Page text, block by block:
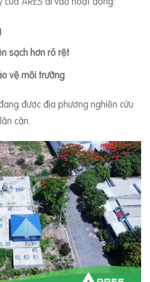
sạch hơn rõ rệt
vệ môi trường
được địa phương nghiên cứu
cận.